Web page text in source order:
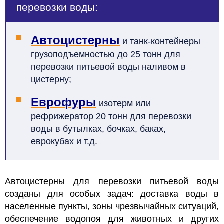
перевозки воды:
Автоцистерны и танк-контейнеры
грузоподъемностью до 25 тонн для
перевозки питьевой воды наливом в
цистерну;
Еврофуры изотерм или
рефрижератор 20 тонн для перевозки
воды в бутылках, бочках, баках,
еврокубах и т.д.
Автоцистерны для перевозки питьевой воды
созданы для особых задач: доставка воды в
населенные пункты, зоны чрезвычайных ситуаций,
обеспечение водопоя для животных и других